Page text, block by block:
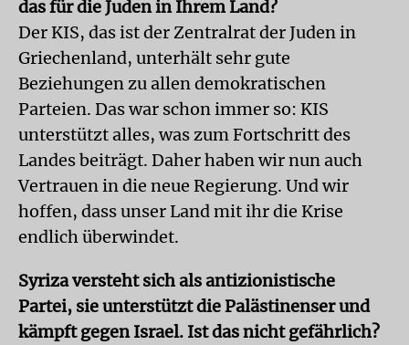
das für die Juden in Ihrem Land?
Der KIS, das ist der Zentralrat der Juden in
Griechenland, unterhält sehr gute
Beziehungen zu allen demokratischen
Parteien. Das war schon immer so: KIS
unterstützt alles, was zum Fortschritt des
Landes beiträgt. Daher haben wir nun auch
Vertrauen in die neue Regierung. Und wir
hoffen, dass unser Land mit ihr die Krise
endlich überwindet.
Syriza versteht sich als antizionistische
Partei, sie unterstützt die Palästinenser und
kämpft gegen Israel. Ist das nicht gefährlich?